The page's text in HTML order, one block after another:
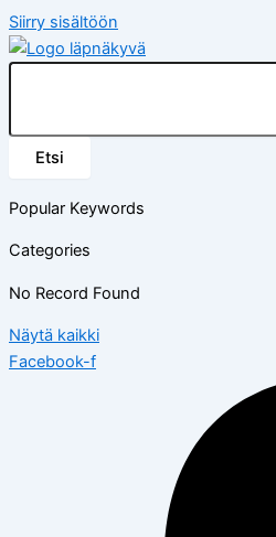
Siirry sisältöön
Etsi
Popular Keywords
Categories
No Record Found
Näytä kaikki
Facebook-f